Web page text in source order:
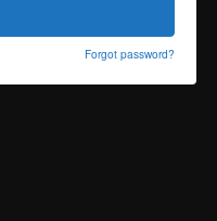
Forgot password?